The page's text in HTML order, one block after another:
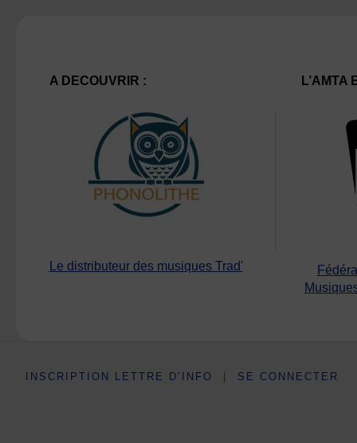
A DECOUVRIR :
Le distributeur des musiques Trad'
L’AMTA
INSCRIPTION LETTRE D’INFO | SE CONNECTER